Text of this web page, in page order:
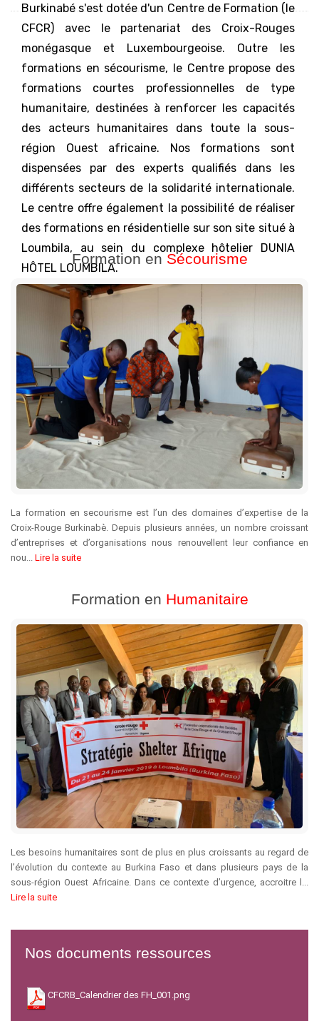
Burkinabé s'est dotée d'un Centre de Formation (le
CFCR) avec le partenariat des Croix-Rouges
monégasque et Luxembourgeoise. Outre les
formations en sécourisme, le Centre propose des
formations courtes professionnelles de type
humanitaire, destinées à renforcer les capacités
des acteurs humanitaires dans toute la sous-
région Ouest africaine. Nos formations sont
dispensées par des experts qualifiés dans les
différents secteurs de la solidarité internationale.
Le centre offre également la possibilité de réaliser
des formations en résidentielle sur son site situé à
Loumbila, au sein du complexe hôtelier DUNIA
HÔTEL LOUMBILA.
Formation en Sécourisme
La formation en secourisme est l’un des domaines d’expertise de la
Croix-Rouge Burkinabè. Depuis plusieurs années, un nombre croissant
d’entreprises et d’organisations nous renouvellent leur confiance en
nou... Lire la suite
Formation en Humanitaire
Les besoins humanitaires sont de plus en plus croissants au regard de
l’évolution du contexte au Burkina Faso et dans plusieurs pays de la
sous-région Ouest Africaine. Dans ce contexte d’urgence, accroitre l...
Lire la suite
Nos documents ressources
CFCRB_Calendrier des FH_001.png